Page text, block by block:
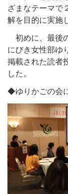
ざまなテーマで
解を目的に実施
初めに、最後
にびき女性部ゆ
掲載された読者
した。
◆ゆりかごの会